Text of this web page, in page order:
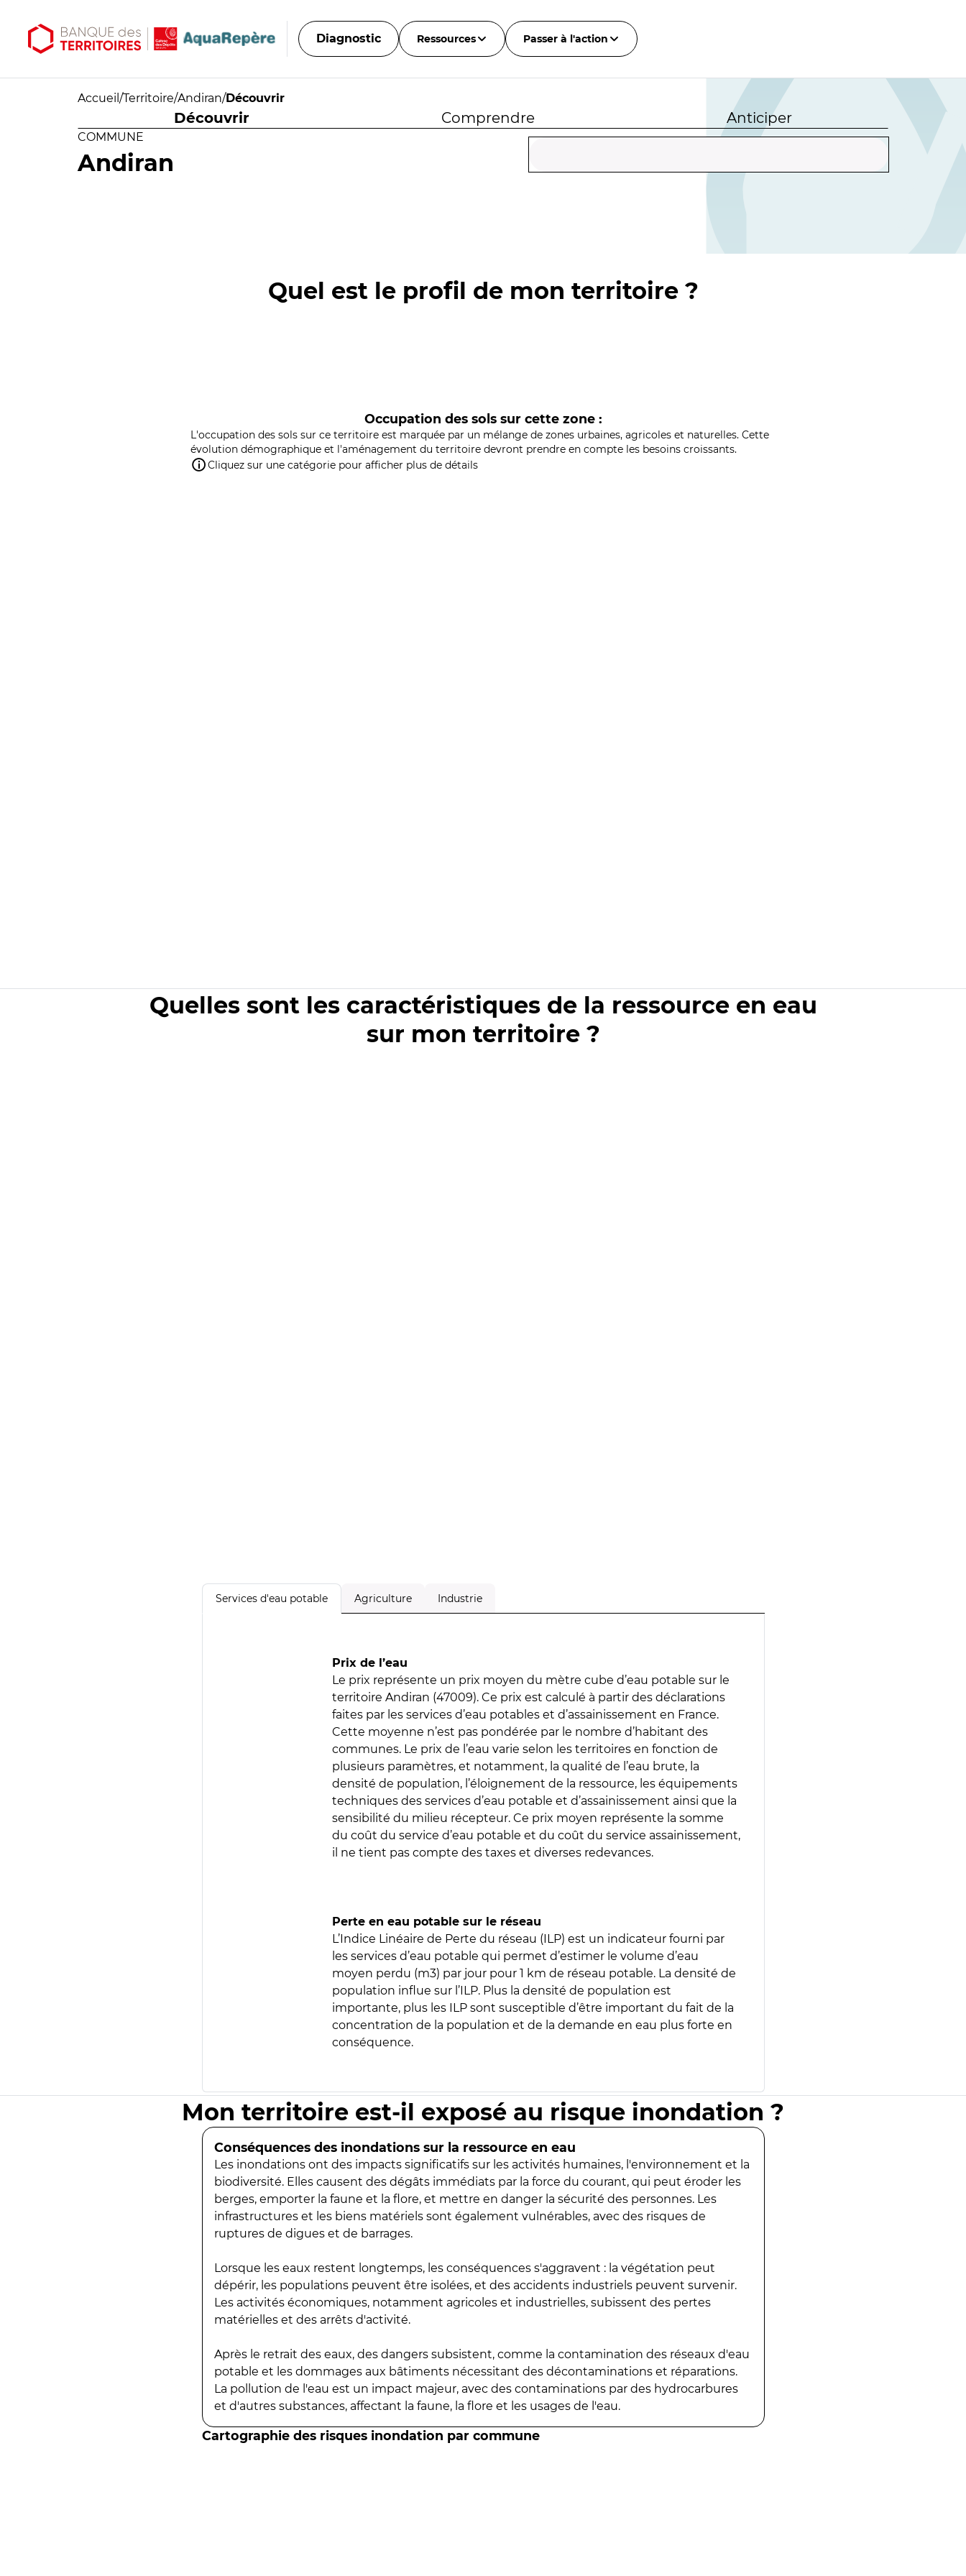
Diagnostic Ressources Passer à l'action
Accueil /Territoire/Andiran/Découvrir
Découvrir Comprendre Anticiper
COMMUNE
Andiran
Quel est le profil de mon territoire ?
Occupation des sols sur cette zone :
L'occupation des sols sur ce territoire est marquée par un mélange de zones urbaines, agricoles et naturelles. Cette
évolution démographique et l'aménagement du territoire devront prendre en compte les besoins croissants.
Cliquez sur une catégorie pour afficher plus de détails
Quelles sont les caractéristiques de la ressource en eau
sur mon territoire ?
Services d'eau potable Agriculture Industrie
Prix de l’eau
Le prix représente un prix moyen du mètre cube d’eau potable sur le
territoire Andiran (47009). Ce prix est calculé à partir des déclarations
faites par les services d’eau potables et d’assainissement en France.
Cette moyenne n’est pas pondérée par le nombre d’habitant des
communes. Le prix de l’eau varie selon les territoires en fonction de
plusieurs paramètres, et notamment, la qualité de l’eau brute, la
densité de population, l’éloignement de la ressource, les équipements
techniques des services d’eau potable et d’assainissement ainsi que la
sensibilité du milieu récepteur. Ce prix moyen représente la somme
du coût du service d’eau potable et du coût du service assainissement,
il ne tient pas compte des taxes et diverses redevances.
Perte en eau potable sur le réseau
L’Indice Linéaire de Perte du réseau (ILP) est un indicateur fourni par
les services d’eau potable qui permet d’estimer le volume d’eau
moyen perdu (m3) par jour pour 1 km de réseau potable. La densité de
population influe sur l’ILP. Plus la densité de population est
importante, plus les ILP sont susceptible d’être important du fait de la
concentration de la population et de la demande en eau plus forte en
conséquence.
Mon territoire est-il exposé au risque inondation ?
Conséquences des inondations sur la ressource en eau
Les inondations ont des impacts significatifs sur les activités humaines, l'environnement et la
biodiversité. Elles causent des dégâts immédiats par la force du courant, qui peut éroder les
berges, emporter la faune et la flore, et mettre en danger la sécurité des personnes. Les
infrastructures et les biens matériels sont également vulnérables, avec des risques de
ruptures de digues et de barrages.
Lorsque les eaux restent longtemps, les conséquences s'aggravent : la végétation peut
dépérir, les populations peuvent être isolées, et des accidents industriels peuvent survenir.
Les activités économiques, notamment agricoles et industrielles, subissent des pertes
matérielles et des arrêts d'activité.
Après le retrait des eaux, des dangers subsistent, comme la contamination des réseaux d'eau
potable et les dommages aux bâtiments nécessitant des décontaminations et réparations.
La pollution de l'eau est un impact majeur, avec des contaminations par des hydrocarbures
et d'autres substances, affectant la faune, la flore et les usages de l'eau.
Cartographie des risques inondation par commune